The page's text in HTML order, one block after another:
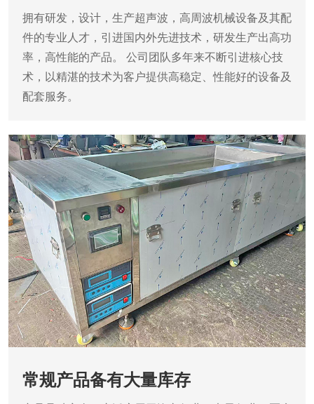
拥有研发，设计，生产超声波，高周波机械设备及其配
件的专业人才，引进国内外先进技术，研发生产出高功
率，高性能的产品。 公司团队多年来不断引进核心技
术，以精湛的技术为客户提供高稳定、性能好的设备及
配套服务。
常规产品备有大量库存